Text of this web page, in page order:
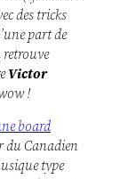
des tricks
part de
retrouve
Victor
!
board
du Canadien
type